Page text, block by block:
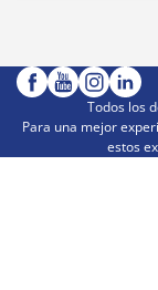
Todos los
Para una mejor
estos